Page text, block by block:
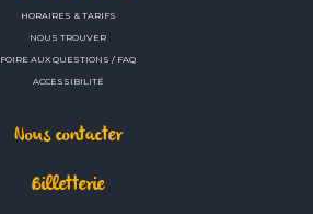
HORAIRES & TARIFS
NOUS TROUVER
FOIRE AUX QUESTIONS / FAQ
ACCESSIBILITÉ
Nous contacter
Billetterie